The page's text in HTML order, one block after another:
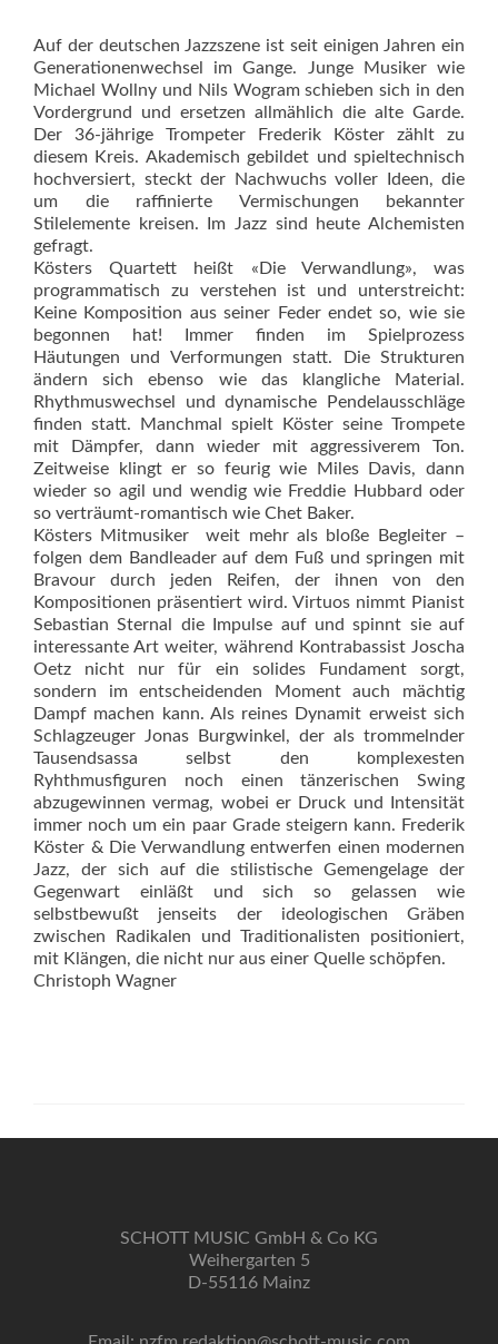
Auf der deutschen Jazzszene ist seit einigen Jahren ein
Generationenwechsel im Gange. Junge Musiker wie
Michael Wollny und Nils Wogram schieben sich in den
Vordergrund und ersetzen allmählich die alte Garde.
Der 36-jährige Trompeter Frederik Köster zählt zu
diesem Kreis. Akademisch gebildet und spieltechnisch
hochversiert, steckt der Nachwuchs voller Ideen, die
um die raffinierte Vermischungen bekannter
Stilelemente kreisen. Im Jazz sind heute Alchemisten
gefragt.
Kösters Quartett heißt «Die Verwandlung», was
programmatisch zu verstehen ist und unterstreicht:
Keine Komposition aus seiner Feder endet so, wie sie
begonnen hat! Immer finden im Spielprozess
Häutungen und Verformungen statt. Die Strukturen
ändern sich ebenso wie das klangliche Material.
Rhythmuswechsel und dynamische Pendelausschläge
finden statt. Manchmal spielt Köster seine Trompete
mit Dämpfer, dann wieder mit aggressiverem Ton.
Zeitweise klingt er so feurig wie Miles Davis, dann
wieder so agil und wendig wie Freddie Hubbard oder
so verträumt-romantisch wie Chet Baker.
Kösters Mitmusiker  weit mehr als bloße Begleiter –
folgen dem Bandleader auf dem Fuß und springen mit
Bravour durch jeden Reifen, der ihnen von den
Kompositionen präsentiert wird. Virtuos nimmt Pianist
Sebastian Sternal die Impulse auf und spinnt sie auf
interessante Art weiter, während Kontrabassist Joscha
Oetz nicht nur für ein solides Fundament sorgt,
sondern im entscheidenden Moment auch mächtig
Dampf machen kann. Als reines Dynamit erweist sich
Schlagzeuger Jonas Burgwinkel, der als trommelnder
Tausendsassa selbst den komplexesten
Ryhthmusfiguren noch einen tänzerischen Swing
abzugewinnen vermag, wobei er Druck und Intensität
immer noch um ein paar Grade steigern kann. Frederik
Köster & Die Verwandlung entwerfen einen modernen
Jazz, der sich auf die stilistische Gemengelage der
Gegenwart einläßt und sich so gelassen wie
selbstbewußt jenseits der ideologischen Gräben
zwischen Radikalen und Traditionalisten positioniert,
mit Klängen, die nicht nur aus einer Quelle schöpfen.
Christoph Wagner
SCHOTT MUSIC GmbH & Co KG
Weihergarten 5
D-55116 Mainz